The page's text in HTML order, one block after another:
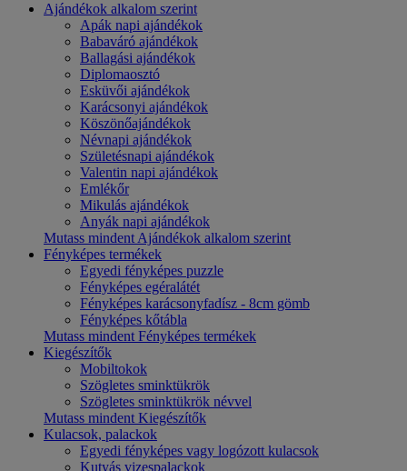
Ajándékok alkalom szerint
Apák napi ajándékok
Babaváró ajándékok
Ballagási ajándékok
Diplomaosztó
Esküvői ajándékok
Karácsonyi ajándékok
Köszönőajándékok
Névnapi ajándékok
Születésnapi ajándékok
Valentin napi ajándékok
Emlékőr
Mikulás ajándékok
Anyák napi ajándékok
Mutass mindent Ajándékok alkalom szerint
Fényképes termékek
Egyedi fényképes puzzle
Fényképes egéralátét
Fényképes karácsonyfadísz - 8cm gömb
Fényképes kőtábla
Mutass mindent Fényképes termékek
Kiegészítők
Mobiltokok
Szögletes sminktükrök
Szögletes sminktükrök névvel
Mutass mindent Kiegészítők
Kulacsok, palackok
Egyedi fényképes vagy logózott kulacsok
Kutyás vizespalackok